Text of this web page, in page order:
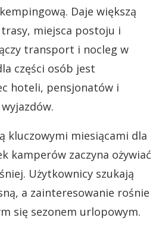
Daje większą
miejsca postoju i
transport i nocleg w
części osób jest
hoteli, pensjonatów i
kluczowymi miesiącami dla
kamperów zaczyna ożywiać
Użytkownicy szukają
a zainteresowanie rośnie
się sezonem urlopowym.